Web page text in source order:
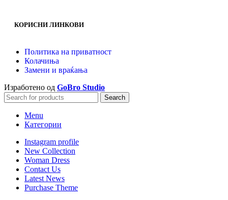
КОРИСНИ ЛИНКОВИ
Политика на приватност
Колачиња
Замени и враќања
Изработено од GoBro Studio
Search
Menu
Категории
Instagram profile
New Collection
Woman Dress
Contact Us
Latest News
Purchase Theme